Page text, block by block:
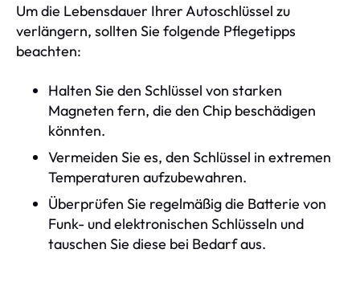
Um die Lebensdauer Ihrer Autoschlüssel zu
verlängern, sollten Sie folgende Pflegetipps
beachten:
Halten Sie den Schlüssel von starken
Magneten fern, die den Chip beschädigen
könnten.
Vermeiden Sie es, den Schlüssel in extremen
Temperaturen aufzubewahren.
Überprüfen Sie regelmäßig die Batterie von
Funk- und elektronischen Schlüsseln und
tauschen Sie diese bei Bedarf aus.